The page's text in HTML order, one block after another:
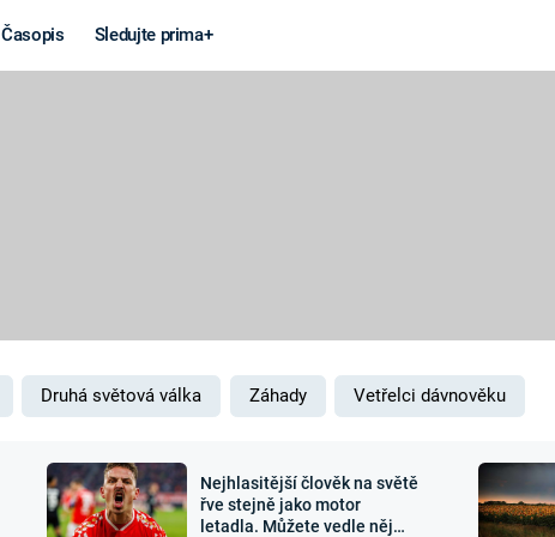
Časopis Sledujte prima+
MARS
Záhady a
Zajímavosti
Druhá světová válka Záhady Vetřelci dávnověku
Nejhlasitější člověk na světě
řve stejně jako motor
letadla. Můžete vedle něj